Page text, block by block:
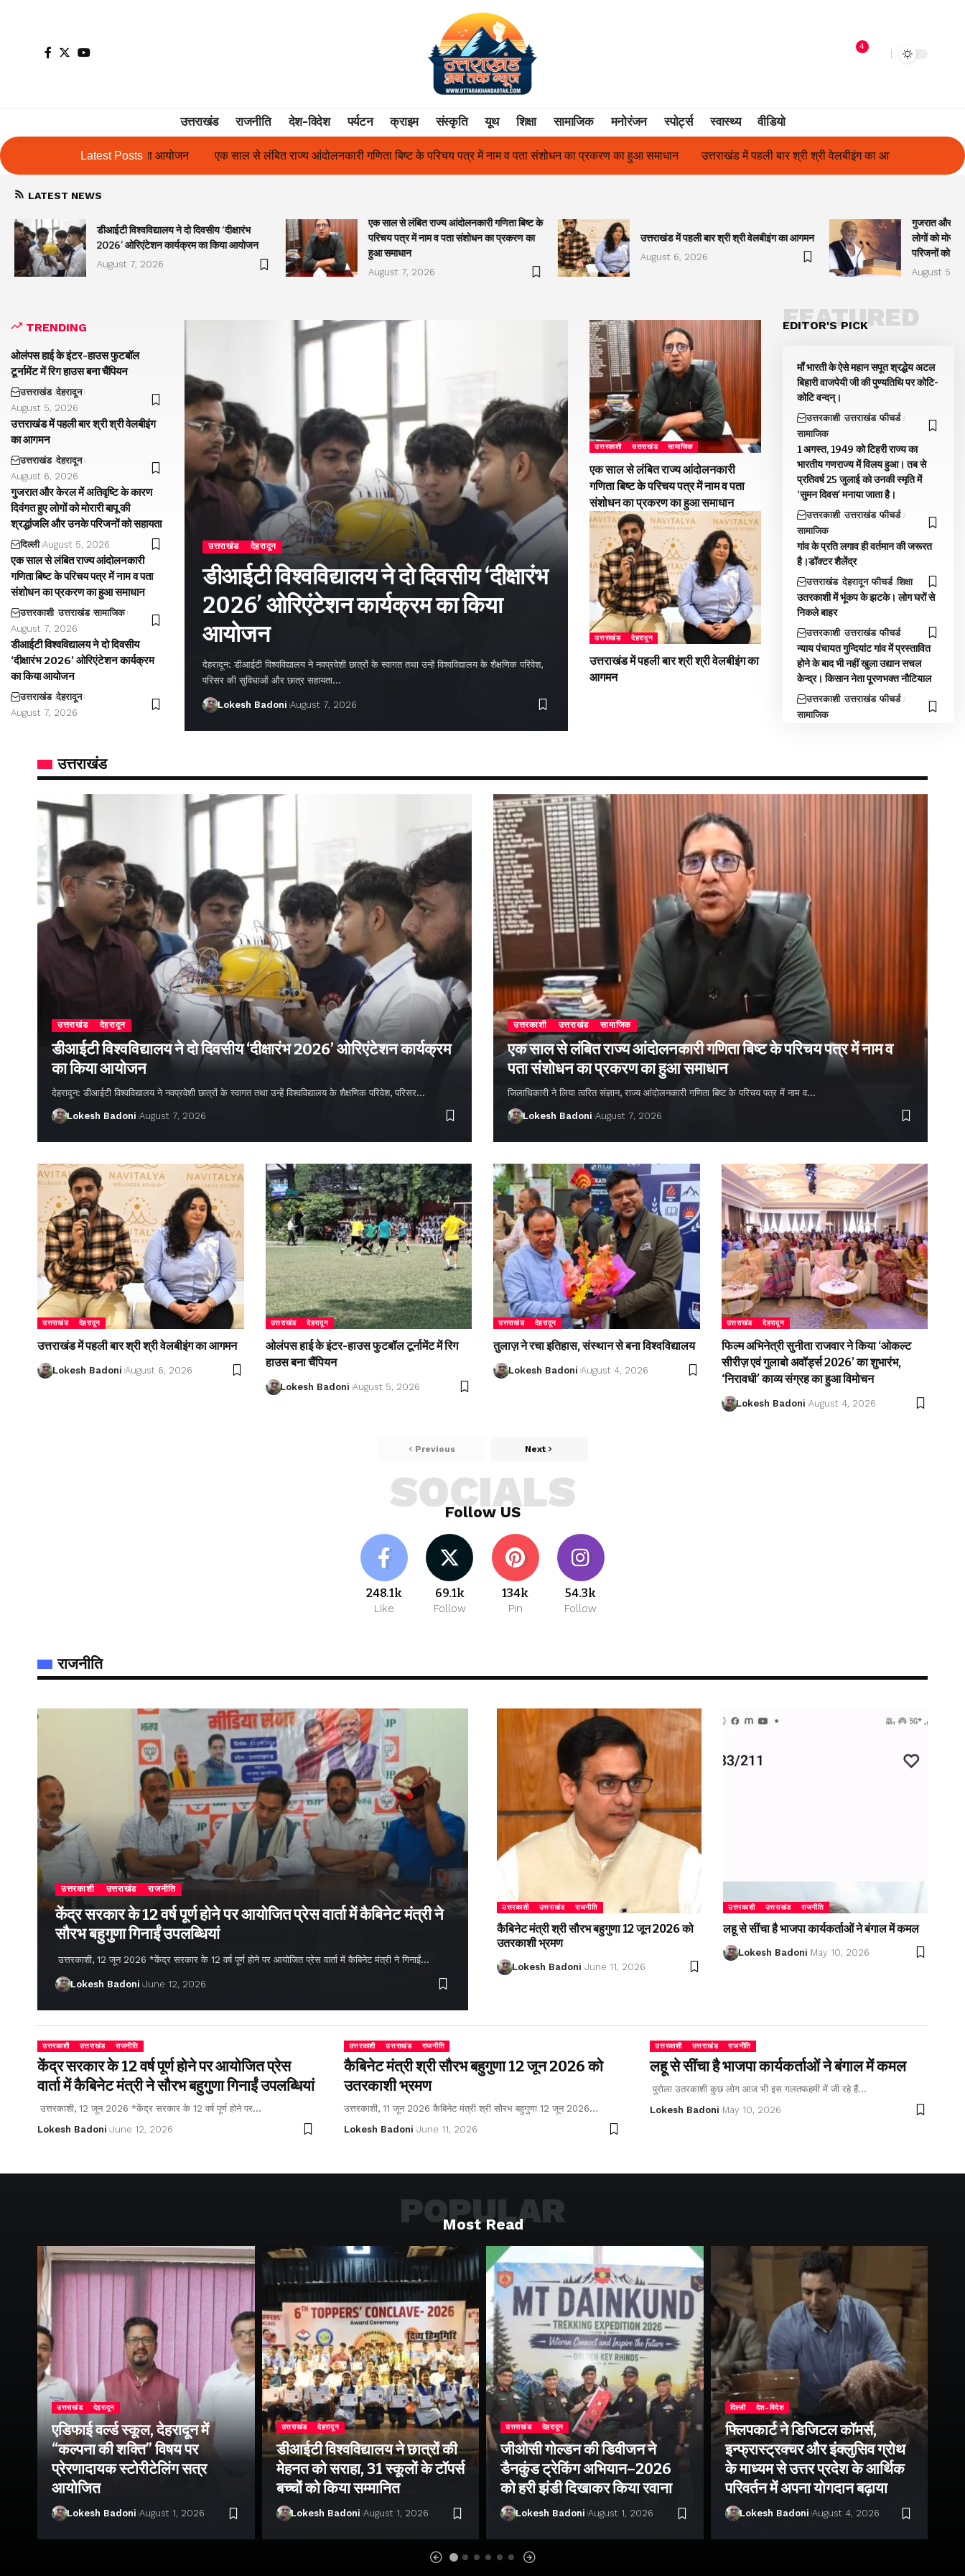
4
उत्तराखंड राजनीति देश-विदेश पर्यटन क्राइम संस्कृति यूथ शिक्षा सामाजिक मनोरंजन स्पोर्ट्स स्वास्थ्य वीडियो
Latest Posts
एक साल से लंबित राज्य आंदोलनकारी गणिता बिष्ट के परिचय पत्र में नाम व पता संशोधन का प्रकरण का हुआ समाधान उत्तराखंड में पहली बार श्री श्री वेलबीइंग का आगमन गुजरात और केरल में अतिवृष्टि के कारण दिवंगत हुए
LATEST NEWS
डीआईटी विश्वविद्यालय ने दो दिवसीय ‘दीक्षारंभ
2026’ ओरिएंटेशन कार्यक्रम का किया आयोजन
August 7, 2026
एक साल से लंबित राज्य आंदोलनकारी गणिता बिष्ट के
परिचय पत्र में नाम व पता संशोधन का प्रकरण का
हुआ समाधान
August 7, 2026
उत्तराखंड में पहली बार श्री श्री वेलबीइंग का आगमन
August 6, 2026
गुजरात और
लोगों को
परिजनों को
August 5,
TRENDING
ओलंपस हाई के इंटर-हाउस फुटबॉल
टूर्नामेंट में रिग हाउस बना चैंपियन
उत्तराखंड देहरादून
August 5, 2026
उत्तराखंड में पहली बार श्री श्री वेलबीइंग
का आगमन
उत्तराखंड देहरादून
August 6, 2026
गुजरात और केरल में अतिवृष्टि के कारण
दिवंगत हुए लोगों को मोरारी बापू की
श्रद्धांजलि और उनके परिजनों को सहायता
दिल्ली August 5, 2026
एक साल से लंबित राज्य आंदोलनकारी
गणिता बिष्ट के परिचय पत्र में नाम व पता
संशोधन का प्रकरण का हुआ समाधान
उत्तरकाशी उत्तराखंड सामाजिक
August 7, 2026
डीआईटी विश्वविद्यालय ने दो दिवसीय
‘दीक्षारंभ 2026’ ओरिएंटेशन कार्यक्रम
का किया आयोजन
उत्तराखंड देहरादून
August 7, 2026
उत्तराखंड देहरादून
डीआईटी विश्वविद्यालय ने दो दिवसीय ‘दीक्षारंभ
2026’ ओरिएंटेशन कार्यक्रम का किया
आयोजन
देहरादून: डीआईटी विश्वविद्यालय ने नवप्रवेशी छात्रों के स्वागत तथा उन्हें विश्वविद्यालय के शैक्षणिक परिवेश,
परिसर की सुविधाओं और छात्र सहायता…
Lokesh Badoni August 7, 2026
उत्तरकाशी उत्तराखंड सामाजिक
एक साल से लंबित राज्य आंदोलनकारी
गणिता बिष्ट के परिचय पत्र में नाम व पता
संशोधन का प्रकरण का हुआ समाधान
उत्तराखंड देहरादून
उत्तराखंड में पहली बार श्री श्री वेलबीइंग का
आगमन
EDITOR'S PICK
FEATURED
माँ भारती के ऐसे महान सपूत श्रद्धेय अटल
बिहारी वाजपेयी जी की पुण्यतिथि पर कोटि-
कोटि वन्दन्।
उत्तरकाशी उत्तराखंड फीचर्ड
सामाजिक
1 अगस्त, 1949 को टिहरी राज्य का
भारतीय गणराज्य में विलय हुआ। तब से
प्रतिवर्ष 25 जुलाई को उनकी स्मृति में
‘सुमन दिवस’ मनाया जाता है।
उत्तरकाशी उत्तराखंड फीचर्ड
सामाजिक
गांव के प्रति लगाव ही वर्तमान की जरूरत
है।डॉक्टर शैलेंद्र
उत्तराखंड देहरादून फीचर्ड शिक्षा
उतरकाशी में भूंकप के झटके। लोग घरों से
निकले बाहर
उत्तरकाशी उत्तराखंड फीचर्ड
न्याय पंचायत गुन्दियांट गांव में प्रस्तावित
होने के बाद भी नहीं खुला उद्यान सचल
केन्द्र। किसान नेता पूरणभक्त नौटियाल
उत्तरकाशी उत्तराखंड फीचर्ड
सामाजिक
उत्तराखंड
उत्तराखंड देहरादून
डीआईटी विश्वविद्यालय ने दो दिवसीय ‘दीक्षारंभ 2026’ ओरिएंटेशन कार्यक्रम
का किया आयोजन
देहरादून: डीआईटी विश्वविद्यालय ने नवप्रवेशी छात्रों के स्वागत तथा उन्हें विश्वविद्यालय के शैक्षणिक परिवेश, परिसर…
Lokesh Badoni August 7, 2026
उत्तरकाशी उत्तराखंड सामाजिक
एक साल से लंबित राज्य आंदोलनकारी गणिता बिष्ट के परिचय पत्र में नाम व
पता संशोधन का प्रकरण का हुआ समाधान
जिलाधिकारी ने लिया त्वरित संज्ञान, राज्य आंदोलनकारी गणिता बिष्ट के परिचय पत्र में नाम व…
Lokesh Badoni August 7, 2026
उत्तराखंड देहरादून
उत्तराखंड में पहली बार श्री श्री वेलबीइंग का आगमन
Lokesh Badoni August 6, 2026
उत्तराखंड देहरादून
ओलंपस हाई के इंटर-हाउस फुटबॉल टूर्नामेंट में रिग
हाउस बना चैंपियन
Lokesh Badoni August 5, 2026
उत्तराखंड देहरादून
तुलाज़ ने रचा इतिहास, संस्थान से बना विश्वविद्यालय
Lokesh Badoni August 4, 2026
उत्तराखंड देहरादून
फिल्म अभिनेत्री सुनीता राजवार ने किया ‘ओकल्ट
सीरीज़ एवं गुलाबो अवॉर्ड्स 2026’ का शुभारंभ,
‘निरावधी’ काव्य संग्रह का हुआ विमोचन
Lokesh Badoni August 4, 2026
Previous Next
Follow US
SOCIALS
248.1k
Like
69.1k
Follow
134k
Pin
54.3k
Follow
राजनीति
उत्तरकाशी उत्तराखंड राजनीति
केंद्र सरकार के 12 वर्ष पूर्ण होने पर आयोजित प्रेस वार्ता में कैबिनेट मंत्री ने
सौरभ बहुगुणा गिनाईं उपलब्धियां
उत्तरकाशी, 12 जून 2026 *केंद्र सरकार के 12 वर्ष पूर्ण होने पर आयोजित प्रेस वार्ता में कैबिनेट मंत्री ने गिनाईं…
Lokesh Badoni June 12, 2026
उत्तरकाशी उत्तराखंड राजनीति
कैबिनेट मंत्री श्री सौरभ बहुगुणा 12 जून 2026 को
उतरकाशी भ्रमण
Lokesh Badoni June 11, 2026
उत्तरकाशी उत्तराखंड राजनीति
लहू से सींचा है भाजपा कार्यकर्ताओं ने बंगाल में कमल
Lokesh Badoni May 10, 2026
उत्तरकाशी उत्तराखंड राजनीति
केंद्र सरकार के 12 वर्ष पूर्ण होने पर आयोजित प्रेस
वार्ता में कैबिनेट मंत्री ने सौरभ बहुगुणा गिनाईं उपलब्धियां
उत्तरकाशी, 12 जून 2026 *केंद्र सरकार के 12 वर्ष पूर्ण होने पर…
Lokesh Badoni June 12, 2026
उत्तरकाशी उत्तराखंड राजनीति
कैबिनेट मंत्री श्री सौरभ बहुगुणा 12 जून 2026 को
उतरकाशी भ्रमण
उत्तरकाशी, 11 जून 2026 कैबिनेट मंत्री श्री सौरभ बहुगुणा 12 जून 2026…
Lokesh Badoni June 11, 2026
उत्तरकाशी उत्तराखंड राजनीति
लहू से सींचा है भाजपा कार्यकर्ताओं ने बंगाल में कमल
पुरोला उतरकाशी कुछ लोग आज भी इस गलतफहमी में जी रहे हैं…
Lokesh Badoni May 10, 2026
Most Read
POPULAR
उत्तराखंड देहरादून
एडिफाई वर्ल्ड स्कूल, देहरादून में
“कल्पना की शक्ति” विषय पर
प्रेरणादायक स्टोरीटेलिंग सत्र
आयोजित
Lokesh Badoni August 1, 2026
उत्तराखंड देहरादून
डीआईटी विश्वविद्यालय ने छात्रों की
मेहनत को सराहा, 31 स्कूलों के टॉपर्स
बच्चों को किया सम्मानित
Lokesh Badoni August 1, 2026
उत्तराखंड देहरादून
जीओसी गोल्डन की डिवीजन ने
डैनकुंड ट्रेकिंग अभियान–2026
को हरी झंडी दिखाकर किया रवाना
Lokesh Badoni August 1, 2026
दिल्ली देश-विदेश
फ्लिपकार्ट ने डिजिटल कॉमर्स,
इन्फ्रास्ट्रक्चर और इंक्लुसिव ग्रोथ
के माध्यम से उत्तर प्रदेश के आर्थिक
परिवर्तन में अपना योगदान बढ़ाया
Lokesh Badoni August 4, 2026